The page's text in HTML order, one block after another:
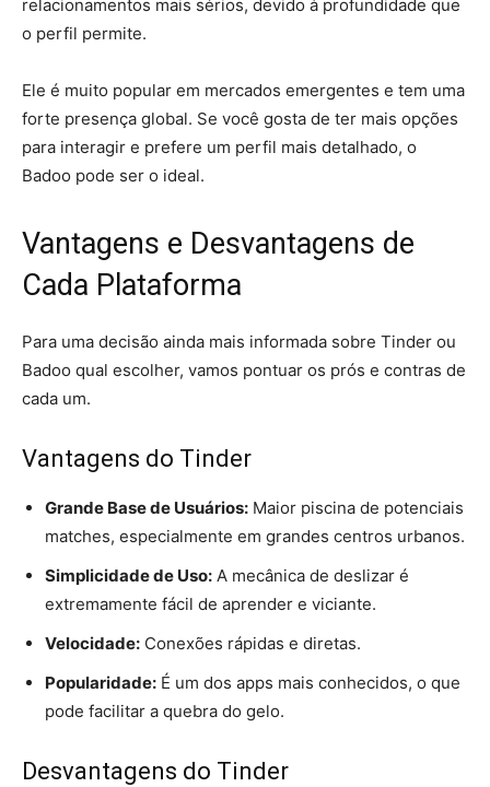
relacionamentos mais sérios, devido à profundidade que
o perfil permite.
Ele é muito popular em mercados emergentes e tem uma
forte presença global. Se você gosta de ter mais opções
para interagir e prefere um perfil mais detalhado, o
Badoo pode ser o ideal.
Vantagens e Desvantagens de
Cada Plataforma
Para uma decisão ainda mais informada sobre Tinder ou
Badoo qual escolher, vamos pontuar os prós e contras de
cada um.
Vantagens do Tinder
Grande Base de Usuários: Maior piscina de potenciais
matches, especialmente em grandes centros urbanos.
Simplicidade de Uso: A mecânica de deslizar é
extremamente fácil de aprender e viciante.
Velocidade: Conexões rápidas e diretas.
Popularidade: É um dos apps mais conhecidos, o que
pode facilitar a quebra do gelo.
Desvantagens do Tinder